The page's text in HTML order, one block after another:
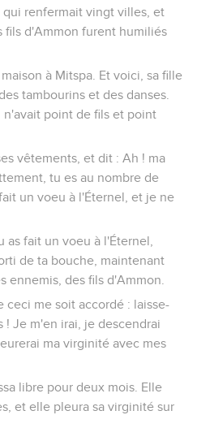
renfermait vingt villes, et
fils d'Ammon furent humiliés
à Mitspa. Et voici, sa fille
tambourins et des danses.
point de fils et point
vêtements, et dit : Ah ! ma
tu es au nombre de
un voeu à l'Éternel, et je ne
as fait un voeu à l'Éternel,
de ta bouche, maintenant
ennemis, des fils d'Ammon.
ceci me soit accordé : laisse-
Je m'en irai, je descendrai
ma virginité avec mes
libre pour deux mois. Elle
et elle pleura sa virginité sur